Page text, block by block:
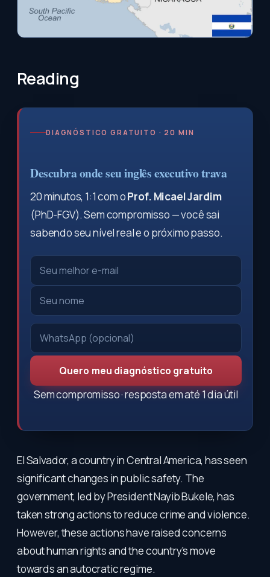
Reading
DIAGNÓSTICO GRATUITO · 20 MIN
Descubra onde seu inglês executivo trava
20 minutos, 1:1 com oProf. Micael Jardim
(PhD-FGV). Sem compromisso — você sai
sabendo seu nível real e o próximo passo.
Quero meu diagnóstico gratuito
Sem compromisso · resposta em até 1 dia útil
El Salvador, a country in Central America, has seen
significant changes in public safety. The
government, led by President Nayib Bukele, has
taken strong actions to reduce crime and violence.
However, these actions have raised concerns
about human rights and the country's move
towards an autocratic regime.